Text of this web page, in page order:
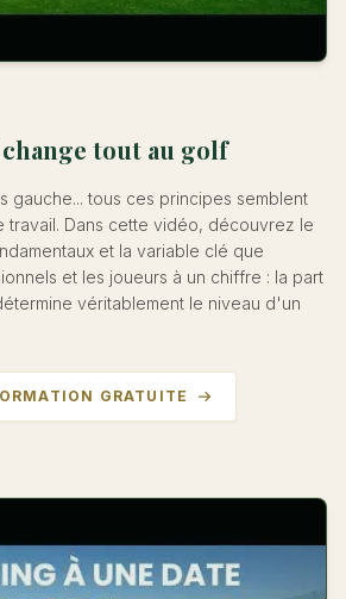
tout au golf
gauche... tous ces principes semblent
travail. Dans cette vidéo, découvrez le
et la variable clé que
et les joueurs à un chiffre : la part
véritablement le niveau d'un
GRATUITE